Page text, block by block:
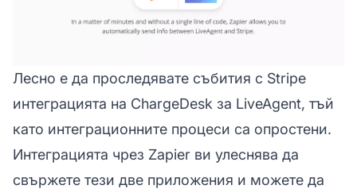
Лесно е да проследявате събития с Stripe
интеграцията на ChargeDesk за LiveAgent, тъй
като интеграционните процеси са опростени.
Интеграцията чрез Zapier ви улеснява да
свържете тези две приложения и можете да